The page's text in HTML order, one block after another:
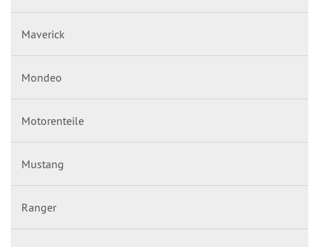
Maverick
Mondeo
Motorenteile
Mustang
Ranger